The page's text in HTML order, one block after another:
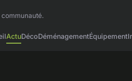
ActuDécoDéménagementÉquipement